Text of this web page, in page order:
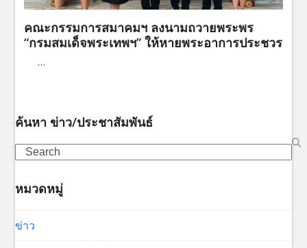
คณะกรรมการสมาคมฯ ลงนามถวายพระพร
“กรมสมเด็จพระเทพฯ” ให้หายพระอาการประชวร
…
ค้นหา ข่าว/ประชาสัมพันธ์
Search
หมวดหมู่
ข่าว